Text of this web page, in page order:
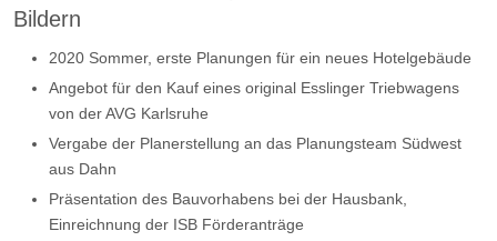
Bildern
2020 Sommer, erste Planungen für ein neues Hotelgebäude
Angebot für den Kauf eines original Esslinger Triebwagens
von der AVG Karlsruhe
Vergabe der Planerstellung an das Planungsteam Südwest
aus Dahn
Präsentation des Bauvorhabens bei der Hausbank,
Einreichnung der ISB Förderanträge